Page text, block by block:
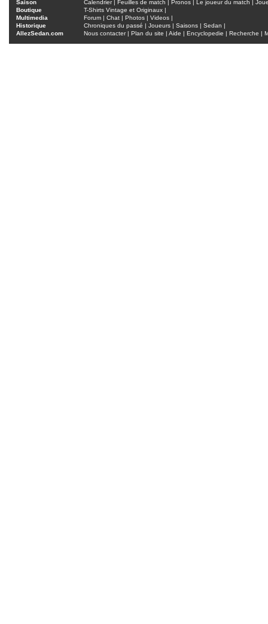
Saison Calendrier| Feuilles de match Pronos Le joueur du match
Boutique
T-Shirts Vintage et Originaux |
Multimedia
Forum | Chat | Photos | Videos |
Historique
Chroniques du passé | Joueurs | Saisons | Sedan |
AllezSedan.com
Nous contacter| Plan du site | Aide | Encyclopedie | Recherche |